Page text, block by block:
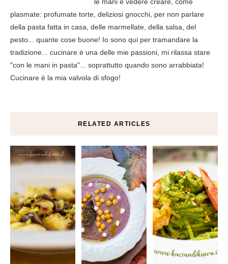
plasmate: profumate torte, deliziosi gnocchi, per non parlare
della pasta fatta in casa, delle marmellate, della salsa, del
pesto... quante cose buone! Io sono qui per tramandare la
tradizione... cucinare è una delle mie passioni, mi rilassa stare
"con le mani in pasta"... soprattutto quando sono arrabbiata!
Cucinare è la mia valvola di sfogo!
RELATED ARTICLES